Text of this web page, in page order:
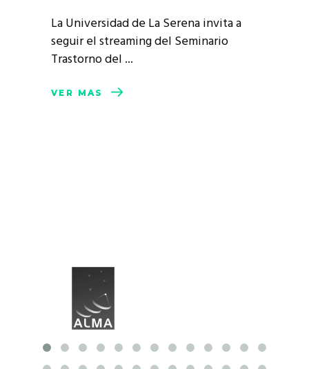
La Universidad de La Serena invita a
seguir el streaming del Seminario
Trastorno del
VER MÁS